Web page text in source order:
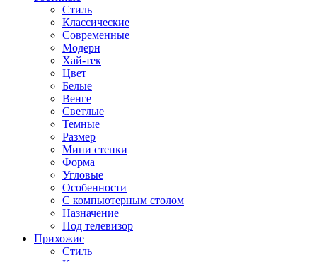
Стиль
Классические
Современные
Модерн
Хай-тек
Цвет
Белые
Венге
Светлые
Темные
Размер
Мини стенки
Форма
Угловые
Особенности
С компьютерным столом
Назначение
Под телевизор
Прихожие
Стиль